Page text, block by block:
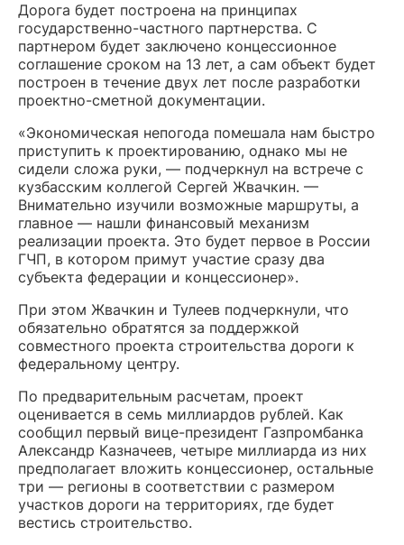
Дорога будет построена на принципах
государственно-частного партнерства. С
партнером будет заключено концессионное
соглашение сроком на 13 лет, а сам объект будет
построен в течение двух лет после разработки
проектно-сметной документации.
«Экономическая непогода помешала нам быстро
приступить к проектированию, однако мы не
сидели сложа руки, — подчеркнул на встрече с
кузбасским коллегой Сергей Жвачкин. —
Внимательно изучили возможные маршруты, а
главное — нашли финансовый механизм
реализации проекта. Это будет первое в России
ГЧП, в котором примут участие сразу два
субъекта федерации и концессионер».
При этом Жвачкин и Тулеев подчеркнули, что
обязательно обратятся за поддержкой
совместного проекта строительства дороги к
федеральному центру.
По предварительным расчетам, проект
оценивается в семь миллиардов рублей. Как
сообщил первый вице-президент Газпромбанка
Александр Казначеев, четыре миллиарда из них
предполагает вложить концессионер, остальные
три — регионы в соответствии с размером
участков дороги на территориях, где будет
вестись строительство.